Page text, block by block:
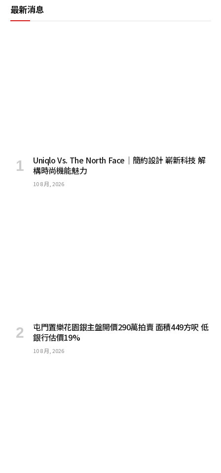
最新消息
Uniqlo Vs. The North Face｜簡約設計 嶄新科技 解
構時尚機能魅力
10 8 月, 2026
屯門置樂花園銀主盤開價290萬拍賣 面積449方呎 低
銀行估價19%
10 8 月, 2026